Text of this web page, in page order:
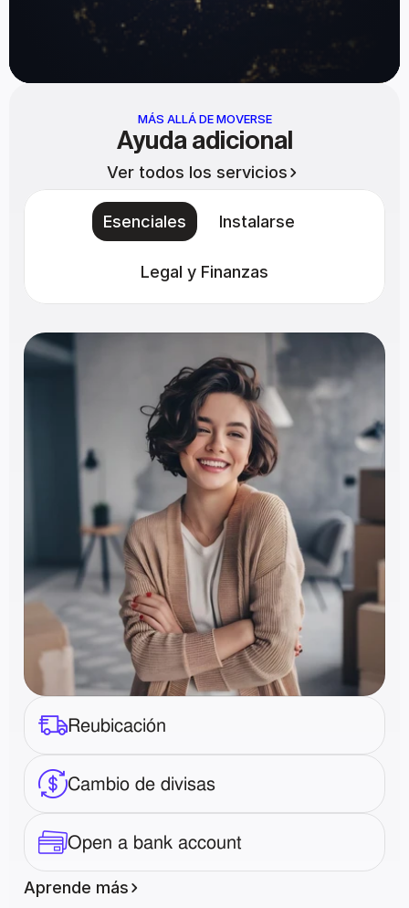
MÁS ALLÁ DE MOVERSE
Ayuda adicional
Ver todos los servicios
Esenciales Instalarse
Legal y Finanzas
Reubicación
Cambio de divisas
Open a bank account
Aprende más